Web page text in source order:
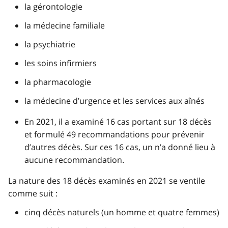
la gérontologie
la médecine familiale
la psychiatrie
les soins infirmiers
la pharmacologie
la médecine d’urgence et les services aux aînés
En 2021, il a examiné 16 cas portant sur 18 décès
et formulé 49 recommandations pour prévenir
d’autres décès. Sur ces 16 cas, un n’a donné lieu à
aucune recommandation.
La nature des 18 décès examinés en 2021 se ventile
comme suit :
cinq décès naturels (un homme et quatre femmes)